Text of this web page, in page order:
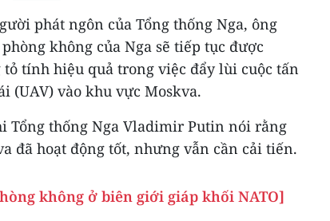
phát ngôn của Tổng thống Nga, ông
không của Nga sẽ tiếp tục được
tính hiệu quả trong việc đẩy lùi cuộc tấn
(UAV) vào khu vực Moskva.
Tổng thống Nga Vladimir Putin nói rằng
đã hoạt động tốt, nhưng vẫn cần cải tiến.
không ở biên giới giáp khối NATO]